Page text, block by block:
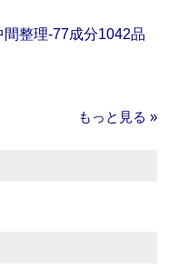
整理‐77成分1042品
もっと見る »